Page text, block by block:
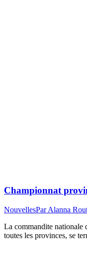
Championnat
NouvellesParAlanna
La commandite nationale
toutes les provinces, se